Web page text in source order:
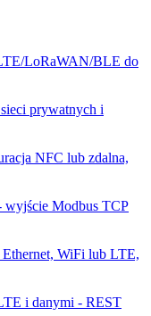
LoRaWAN/BLE do
prywatnych i
NFC lub zdalna,
Modbus TCP
WiFi lub LTE,
i danymi - REST